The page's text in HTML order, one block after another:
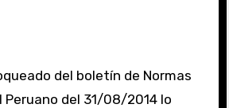
Peruano del 31/08/2014 lo